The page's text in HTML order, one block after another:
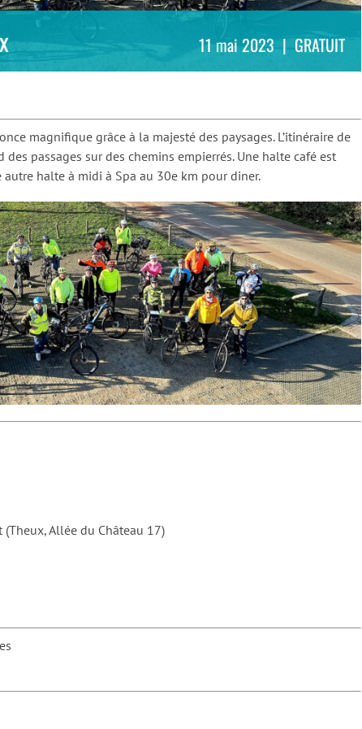
11 mai 2023 | GRATUIT
magnifique grâce à la majesté des paysages. L’itinéraire de
passages sur des chemins empierrés. Une halte café est
halte à midi à Spa au 30e km pour diner.
Allée du Château 17)